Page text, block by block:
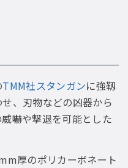
TMM社スタンガンに強靱
、刃物などの凶器から
嚇や撃退を可能とした
厚のポリカーボネート